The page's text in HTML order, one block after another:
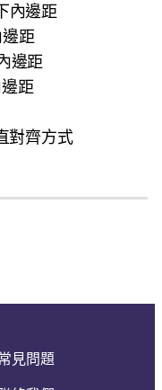
內邊距
距
邊距
距
對齊方式
見問題